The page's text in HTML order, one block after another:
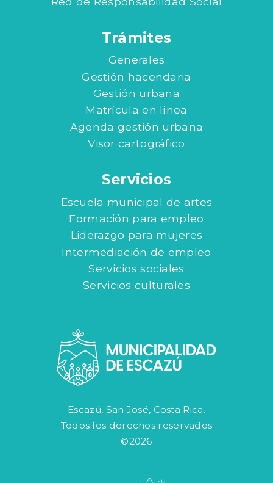
Trámites
Generales
Gestión hacendaria
Gestión urbana
Matrícula en línea
Agenda gestión urbana
Visor cartográfico
Servicios
Escuela municipal de artes
Formación para empleo
Liderazgo para mujeres
Intermediación de empleo
Servicios sociales
Servicios culturales
Escazú, San José, Costa Rica.
Todos los derechos reservados
©2026